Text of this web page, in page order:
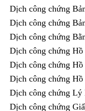
Dịch công chứng
Dịch công chứng
Dịch công chứng
Dịch công chứng Hồ
Dịch công chứng
Dịch công chứng
Dịch công chứng Lý
Dịch công chứng